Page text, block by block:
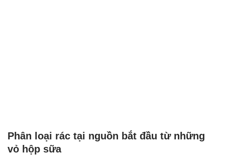
Phân loại rác tại nguồn bắt đầu từ những
vỏ hộp sữa